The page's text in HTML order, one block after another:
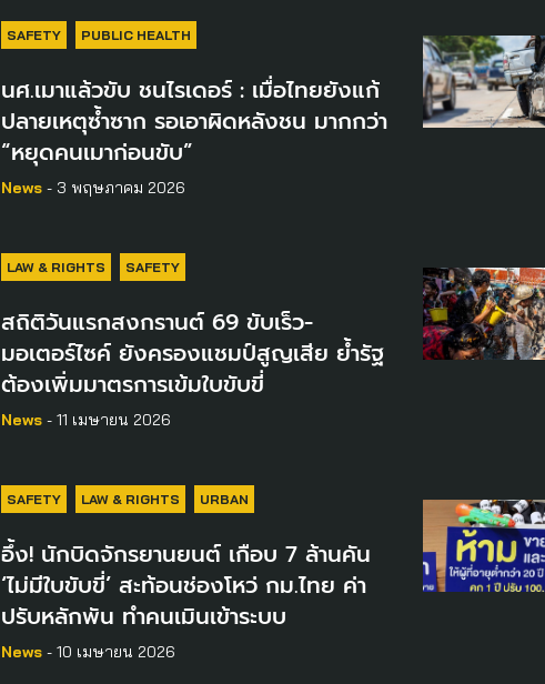
SAFETY PUBLIC HEALTH
นศ.เมาแล้วขับ ชนไรเดอร์ : เมื่อไทยยังแก้
ปลายเหตุซ้ำซาก รอเอาผิดหลังชน มากกว่า
“หยุดคนเมาก่อนขับ”
News- 3 พฤษภาคม 2026
LAW & RIGHTS SAFETY
สถิติวันแรกสงกรานต์ 69 ขับเร็ว-
มอเตอร์ไซค์ ยังครองแชมป์สูญเสีย ย้ำรัฐ
ต้องเพิ่มมาตรการเข้มใบขับขี่
News- 11 เมษายน 2026
SAFETY LAW & RIGHTS URBAN
อึ้ง! นักบิดจักรยานยนต์ เกือบ 7 ล้านคัน
‘ไม่มีใบขับขี่’ สะท้อนช่องโหว่ กม.ไทย ค่า
ปรับหลักพัน ทำคนเมินเข้าระบบ
News- 10 เมษายน 2026